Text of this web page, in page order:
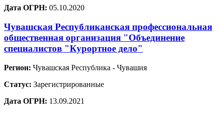
Дата ОГРН: 05.10.2020
Чувашская Республиканская профессиональная
общественная организация "Объединение
специалистов "Курортное дело"
Регион: Чувашская Республика - Чувашия
Статус: Зарегистрированные
Дата ОГРН: 13.09.2021